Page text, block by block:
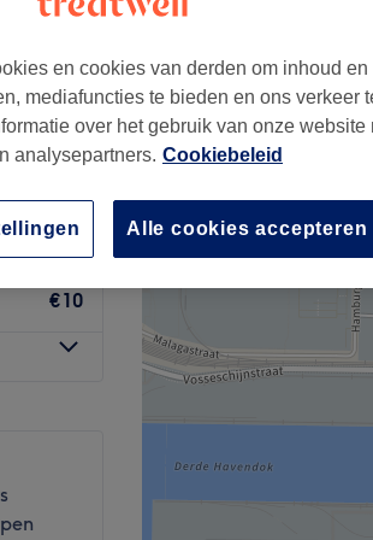
€15
€5
€10
en cookies van derden om inhoud en
mediafuncties te bieden en ons verkeer
over het gebruik van onze website
analysepartners. Cookiebeleid
Alle cookies accepteren